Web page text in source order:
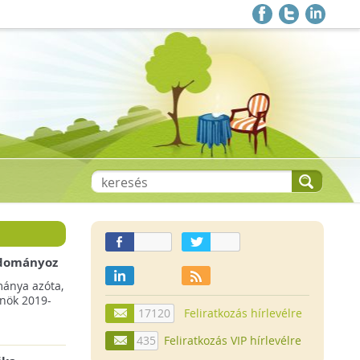
azóta,
2019-
17120
Feliratkozás hírlevélre
435
Feliratkozás VIP hírlevélre